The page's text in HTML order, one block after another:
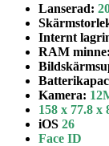
Lanserad:
Internt
RAM minne:
Kamera:
158 x 77.8 x
iOS 26
Face ID